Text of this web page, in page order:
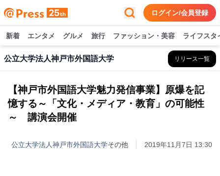
ログイン/会員登録
新着 エンタメ グルメ 旅行 ファッション・美容 ライフスタ
公立大学法人神戸市外国語大学 リリース一覧
【神戸市外国語大学魅力発信事業】原爆を記
憶する～「文化・メディア・教育」の可能性
～ 講演会開催
公立大学法人神戸市外国語大学その他 2019年11月7日 13:30